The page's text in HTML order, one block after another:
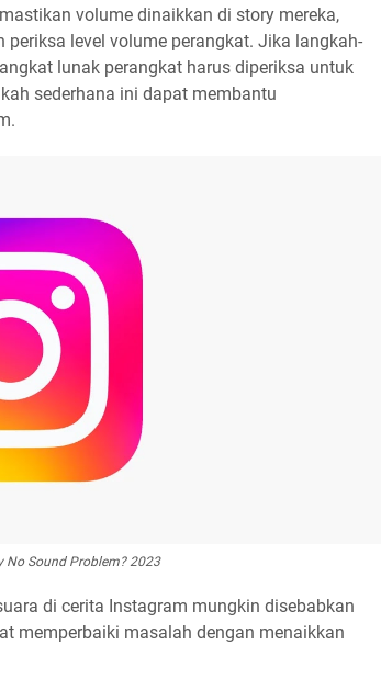
volume dinaikkan di story mereka,
level volume perangkat. Jika langkah-
lunak perangkat harus diperiksa untuk
sederhana ini dapat membantu
No Sound Problem? 2023
di cerita Instagram mungkin disebabkan
memperbaiki masalah dengan menaikkan